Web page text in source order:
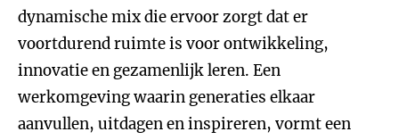
dynamische mix die ervoor zorgt dat er
voortdurend ruimte is voor ontwikkeling,
innovatie en gezamenlijk leren. Een
werkomgeving waarin generaties elkaar
aanvullen, uitdagen en inspireren, vormt een